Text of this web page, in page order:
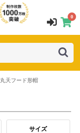
0
丸天フード形帽
サイズ